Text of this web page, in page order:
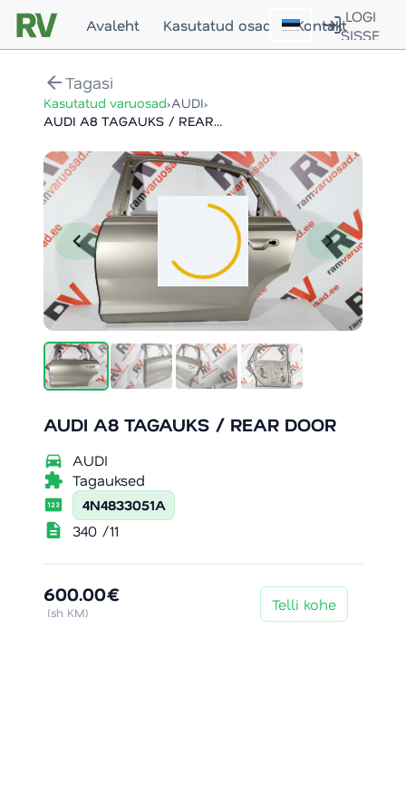
Avaleht Kasutatud osad KontaktLOGI
SISSE
arrow_backTagasi
Kasutatud varuosad›AUDI›
AUDI A8 TAGAUKS / REAR DOOR
chevron_left chevron_right
AUDI A8 TAGAUKS / REAR DOOR
directions_car AUDI
extension Tagauksed
pin 4N4833051A
description 340 /11
600.00€
(sh KM) Telli kohe